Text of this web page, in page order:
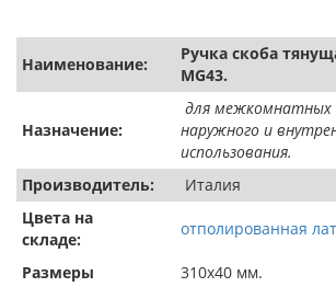
Наименование:
Ручка скоба
MG43.
Назначение:
для межкомнатных
наружного и
использования.
Производитель:
Италия
Цвета на
складе:
отполированная
Размеры 310х40 мм.